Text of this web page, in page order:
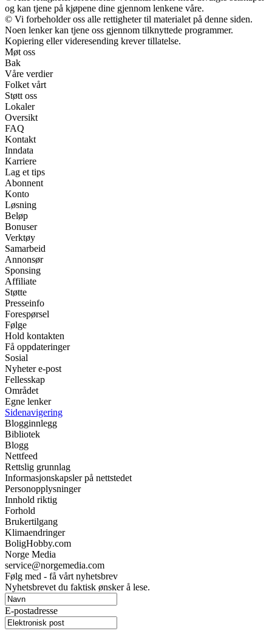
og kan tjene på kjøpene dine gjennom lenkene våre.
© Vi forbeholder oss alle rettigheter til materialet på denne siden.
Noen lenker kan tjene oss gjennom tilknyttede programmer.
Kopiering eller videresending krever tillatelse.
Møt oss
Bak
Våre verdier
Folket vårt
Støtt oss
Lokaler
Oversikt
FAQ
Kontakt
Inndata
Karriere
Lag et tips
Abonnent
Konto
Løsning
Beløp
Bonuser
Verktøy
Samarbeid
Annonsør
Sponsing
Affiliate
Støtte
Presseinfo
Forespørsel
Følge
Hold kontakten
Få oppdateringer
Sosial
Nyheter e-post
Fellesskap
Området
Egne lenker
Sidenavigering
Blogginnlegg
Bibliotek
Blogg
Nettfeed
Rettslig grunnlag
Informasjonskapsler på nettstedet
Personopplysninger
Innhold riktig
Forhold
Brukertilgang
Klimaendringer
BoligHobby.com
Norge Media
service@norgemedia.com
Følg med - få vårt nyhetsbrev
Nyhetsbrevet du faktisk ønsker å lese.
E-postadresse